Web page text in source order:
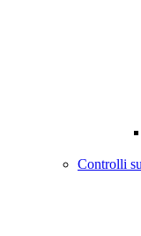
Controlli